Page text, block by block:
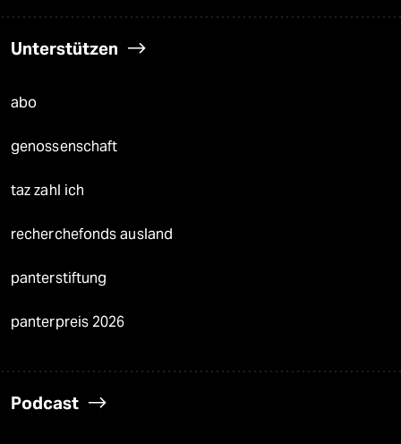
Unterstützen
abo
genossenschaft
taz zahl ich
recherchefonds ausland
panterstiftung
panterpreis 2026
Podcast